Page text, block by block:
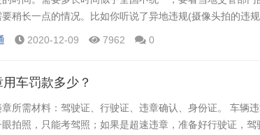
稍长一点的情况。比如你听说了异地违规(摄像头拍的违
一周很常见。所以，如果骑手担心违规，可以在觉得自己
2020-12-09 7962 0
车罚款多少？
所需材料：驾驶证、行驶证、违章确认、身份证。 车辆
拍照，只能考驾照；如果是超速违章，准备好行驶证，